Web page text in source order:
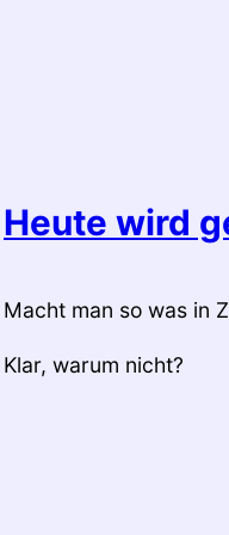
Heute wird
Macht man so was in
Klar, warum nicht?